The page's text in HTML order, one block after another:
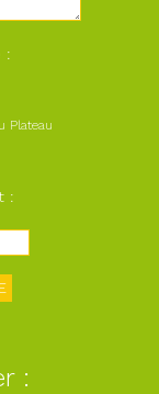
:
Plateau
:
: